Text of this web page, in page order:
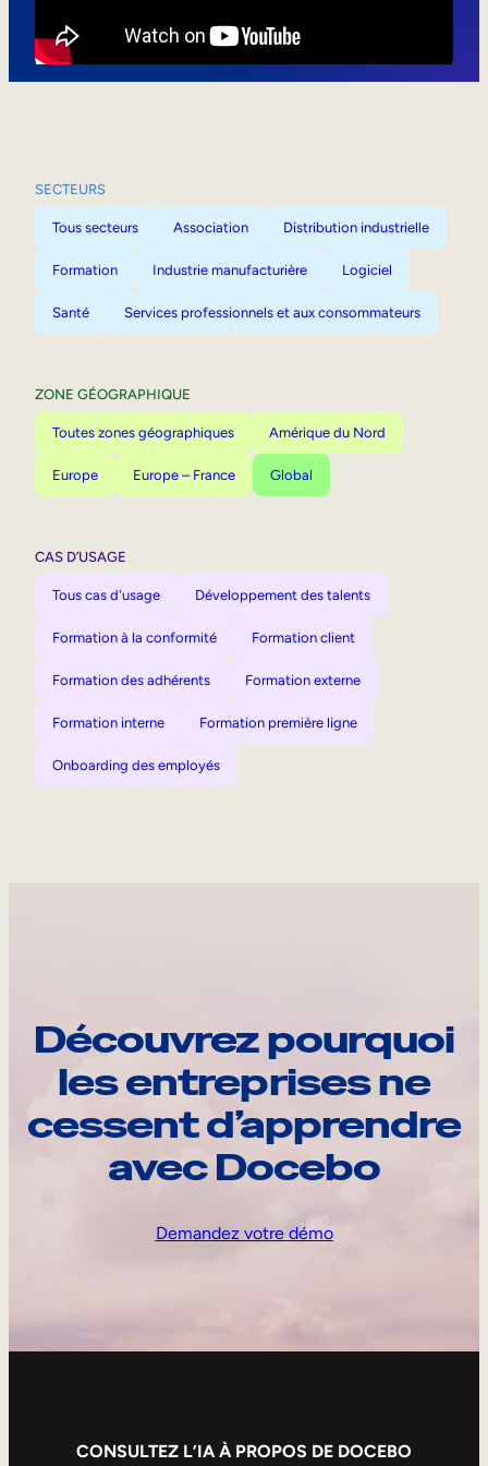
SECTEURS
Tous secteurs Association Distribution industrielle
Formation Industrie manufacturière Logiciel
Santé Services professionnels et aux consommateurs
ZONE GÉOGRAPHIQUE
Toutes zones géographiques Amérique du Nord
Europe Europe – France Global
CAS D’USAGE
Tous cas d'usage Développement des talents
Formation à la conformité Formation client
Formation des adhérents Formation externe
Formation interne Formation première ligne
Onboarding des employés
Découvrez pourquoi
les entreprises ne
cessent d’apprendre
avec Docebo
Demandez votre démo
CONSULTEZ L’IA À PROPOS DE DOCEBO